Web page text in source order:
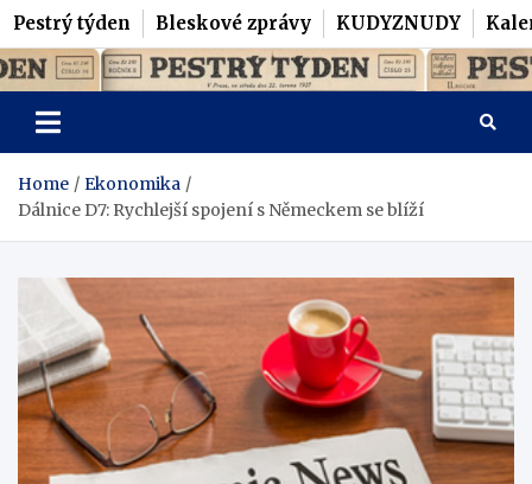
Pestrý týden Bleskové zprávy KUDYZNUDY
Skip
to
content
Pestrý Týden
Home
Ekonomika
Dálnice D7: Rychlejší spojení s Německem se blíží